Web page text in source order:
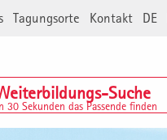
DE
Kontakt
Tagungsorte
Suche
30 Sekunden das Passende finden